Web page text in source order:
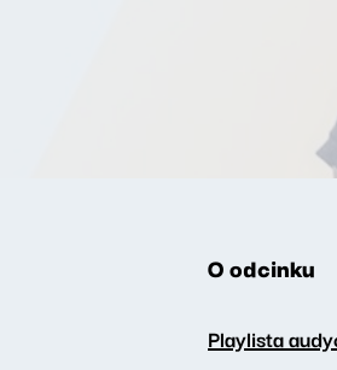
O odcinku
Playlista